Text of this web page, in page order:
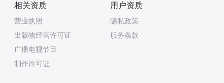
相关资质
营业执照
出版物经营许可证
广播电视节目
制作许可证
用户资质
隐私政策
服务条款